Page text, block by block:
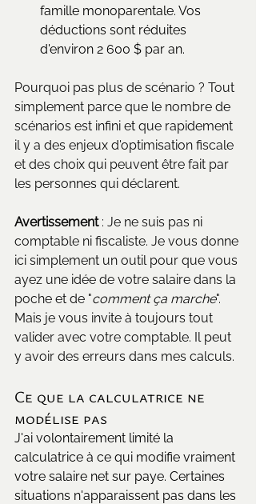
famille monoparentale. Vos
déductions sont réduites
d'environ 2 600 $ par an.
Pourquoi pas plus de scénario ? Tout
simplement parce que le nombre de
scénarios est infini et que rapidement
il y a des enjeux d'optimisation fiscale
et des choix qui peuvent être fait par
les personnes qui déclarent.
Avertissement : Je ne suis pas ni
comptable ni fiscaliste. Je vous donne
ici simplement un outil pour que vous
ayez une idée de votre salaire dans la
poche et de "comment ça marche".
Mais je vous invite à toujours tout
valider avec votre comptable. Il peut
y avoir des erreurs dans mes calculs.
Ce que la calculatrice ne
modélise pas
J'ai volontairement limité la
calculatrice à ce qui modifie vraiment
votre salaire net sur paye. Certaines
situations n'apparaissent pas dans les